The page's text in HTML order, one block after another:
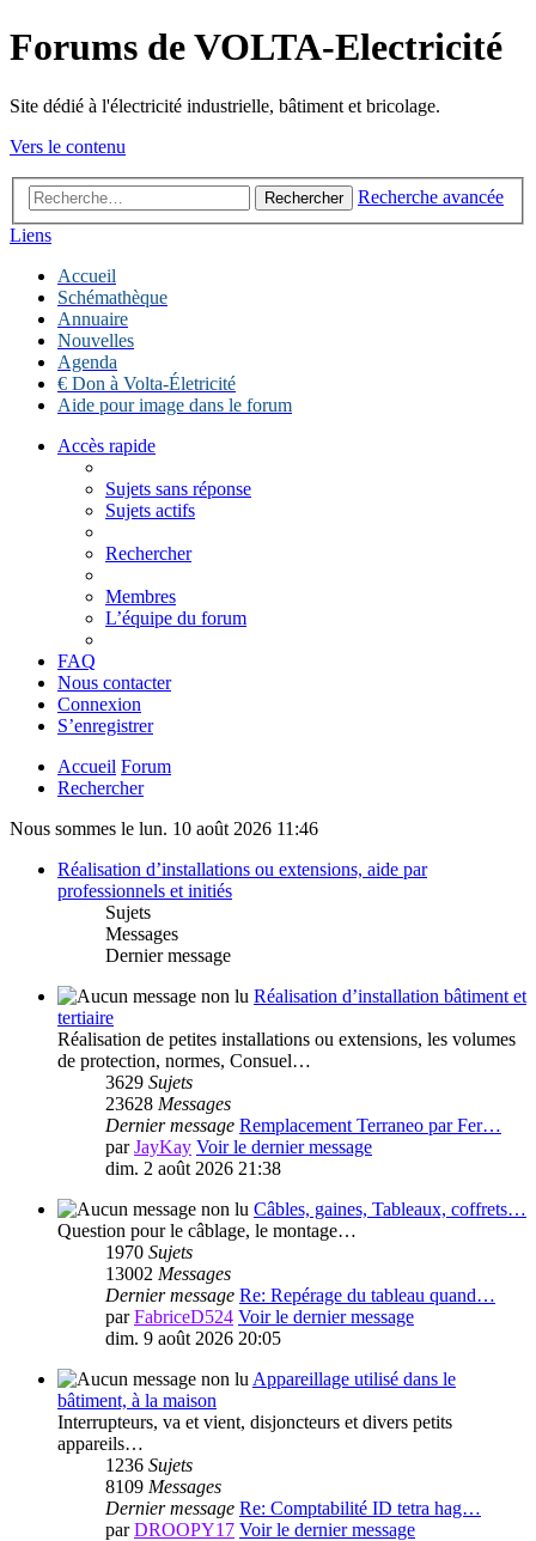
Forums de VOLTA-Electricité
Site dédié à l'électricité industrielle, bâtiment et bricolage.
Vers le contenu
Rechercher
Recherche avancée
Liens
Accueil
Schémathèque
Annuaire
Nouvelles
Agenda
€ Don à Volta-Életricité
Aide pour image dans le forum
Accès rapide
Sujets sans réponse
Sujets actifs
Rechercher
Membres
L’équipe du forum
FAQ
Nous contacter
Connexion
S’enregistrer
Accueil Forum
Rechercher
Nous sommes le lun. 10 août 2026 11:46
Réalisation d’installations ou extensions, aide par
professionnels et initiés
Sujets
Messages
Dernier message
Réalisation d’installation bâtiment et
tertiaire
Réalisation de petites installations ou extensions, les volumes
de protection, normes, Consuel…
3629 Sujets
23628 Messages
Dernier message Remplacement Terraneo par Fer…
parJayKay Voir le dernier message
dim. 2 août 2026 21:38
Câbles, gaines, Tableaux, coffrets…
Question pour le câblage, le montage…
1970 Sujets
13002 Messages
Dernier message Re: Repérage du tableau quand…
parFabriceD524 Voir le dernier message
dim. 9 août 2026 20:05
Appareillage utilisé dans le
bâtiment, à la maison
Interrupteurs, va et vient, disjoncteurs et divers petits
appareils…
1236 Sujets
8109 Messages
Dernier message Re: Comptabilité ID tetra hag…
parDROOPY17 Voir le dernier message